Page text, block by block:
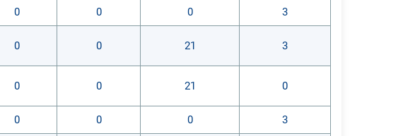
0 0 0 3
0 0 21 3
0 0 21 0
0 0 0 3